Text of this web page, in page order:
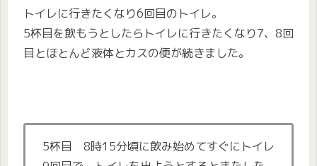
トイレに行きたくなり6回目のトイレ。
5杯目を飲もうとしたらトイレに行きたくなり7、8回
目とほとんど液体とカスの便が続きました。
5杯目 8時15分頃に飲み始めてすぐにトイレ